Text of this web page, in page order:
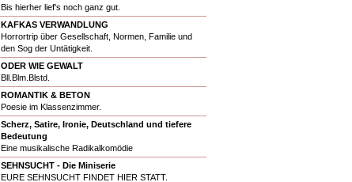
Bis hierher lief's noch ganz gut.
KAFKAS VERWANDLUNG
Horrortrip über Gesellschaft, Normen, Familie und
den Sog der Untätigkeit.
ODER WIE GEWALT
Bll.Blm.Blstd.
ROMANTIK & BETON
Poesie im Klassenzimmer.
Scherz, Satire, Ironie, Deutschland und tiefere
Bedeutung
Eine musikalische Radikalkomödie
SEHNSUCHT - Die Miniserie
EURE SEHNSUCHT FINDET HIER STATT.